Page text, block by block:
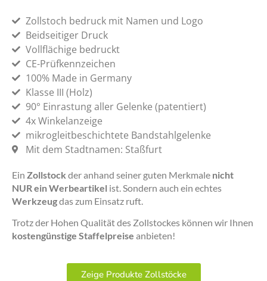
Zollstoch bedruck mit Namen und Logo
Beidseitiger Druck
Vollflächige bedruckt
CE-Prüfkennzeichen
100% Made in Germany
Klasse III (Holz)
90° Einrastung aller Gelenke (patentiert)
4x Winkelanzeige
mikrogleitbeschichtete Bandstahlgelenke
Mit dem Stadtnamen: Staßfurt
Ein Zollstock der anhand seiner guten Merkmale nicht
NUR ein Werbeartikel ist. Sondern auch ein echtes
Werkzeugdas zum Einsatz ruft.
Trotz der Hohen Qualität des Zollstockes können wir Ihnen
kostengünstige Staffelpreise anbieten!
Zeige Produkte Zollstöcke